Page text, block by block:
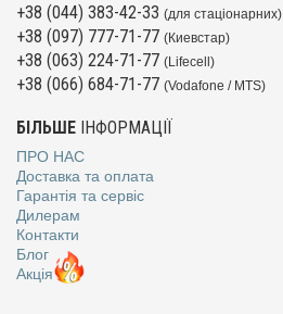
+38 (044) 383-42-33 (для стаціонарних)
+38 (097) 777-71-77 (Киевстар)
+38 (063) 224-71-77 (Lifecell)
+38 (066) 684-71-77 (Vodafone / MTS)
БІЛЬШЕ ІНФОРМАЦІЇ
ПРО НАС
Доставка та оплата
Гарантія та сервіс
Дилерам
Контакти
Блог
Акція